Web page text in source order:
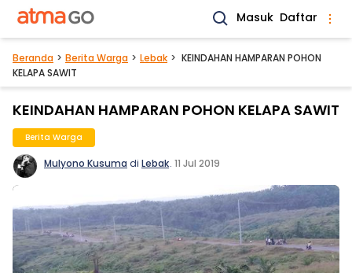
Masuk Daftar
Beranda Berita Warga Lebak
KEINDAHAN HAMPARAN POHON
KELAPA SAWIT
KEINDAHAN HAMPARAN POHON KELAPA SAWIT
Berita Warga
Mulyono Kusuma di Lebak. 11 Jul 2019